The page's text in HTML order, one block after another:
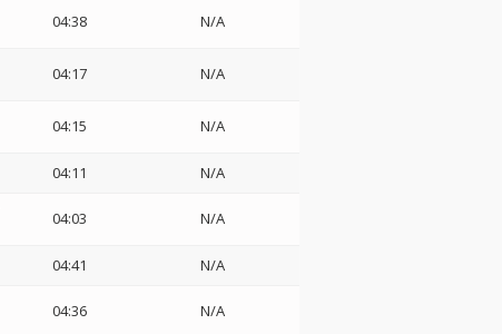
04:38 N/A
04:17 N/A
04:15 N/A
04:11 N/A
04:03 N/A
04:41 N/A
04:36 N/A